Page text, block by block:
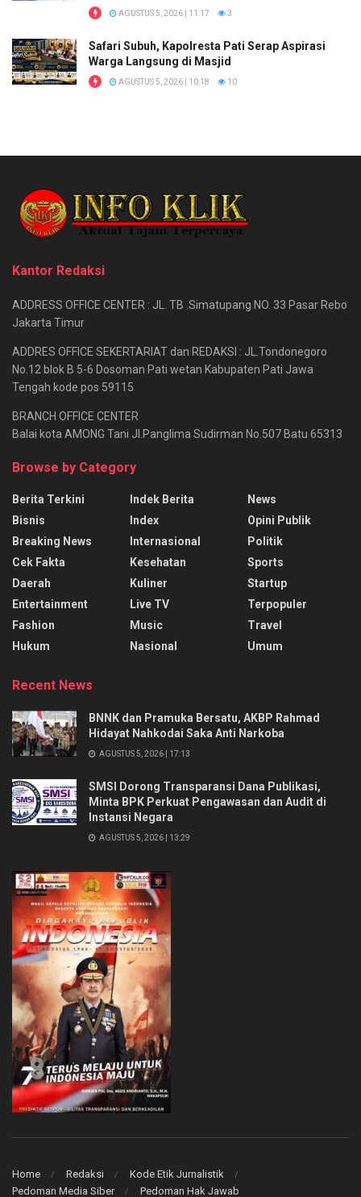
AGUSTUS 5, 2026 | 11:17 3
Safari Subuh, Kapolresta Pati Serap Aspirasi
Warga Langsung di Masjid
AGUSTUS 5, 2026 | 10:18 10
Kantor Redaksi
ADDRESS OFFICE CENTER : JL. TB .Simatupang NO. 33 Pasar Rebo
Jakarta Timur
ADDRES OFFICE SEKERTARIAT dan REDAKSI : JL.Tondonegoro
No.12 blok B 5-6 Dosoman Pati wetan Kabupaten Pati Jawa
Tengah kode pos 59115
BRANCH OFFICE CENTER
Balai kota AMONG Tani Jl.Panglima Sudirman No.507 Batu 65313
Browse by Category
Berita Terkini
Bisnis
Breaking News
Cek Fakta
Daerah
Entertainment
Fashion
Hukum
Indek Berita
Index
Internasional
Kesehatan
Kuliner
Live TV
Music
Nasional
News
Opini Publik
Politik
Sports
Startup
Terpopuler
Travel
Umum
Recent News
BNNK dan Pramuka Bersatu, AKBP Rahmad
Hidayat Nahkodai Saka Anti Narkoba
AGUSTUS 5, 2026 | 17:13
SMSI Dorong Transparansi Dana Publikasi,
Minta BPK Perkuat Pengawasan dan Audit di
Instansi Negara
AGUSTUS 5, 2026 | 13:29
Home Redaksi
Kode Etik Jurnalistik
Pedoman Media Siber
Pedoman Hak Jawab